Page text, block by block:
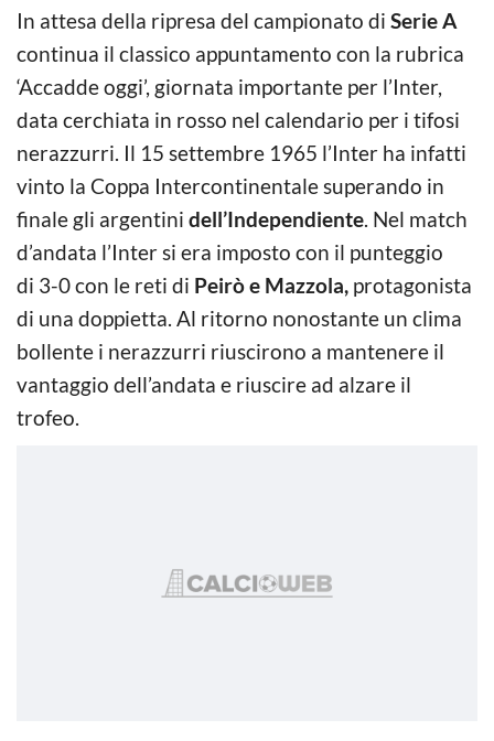
In attesa della ripresa del campionato di Serie A
continua il classico appuntamento con la rubrica
‘Accadde oggi’, giornata importante per l’Inter,
data cerchiata in rosso nel calendario per i tifosi
nerazzurri. Il 15 settembre 1965 l’Inter ha infatti
vinto la Coppa Intercontinentale superando in
finale gli argentini dell’Independiente. Nel match
d’andata l’Inter si era imposto con il punteggio
di 3-0 con le reti di Peirò e Mazzola, protagonista
di una doppietta. Al ritorno nonostante un clima
bollente i nerazzurri riuscirono a mantenere il
vantaggio dell’andata e riuscire ad alzare il
trofeo.